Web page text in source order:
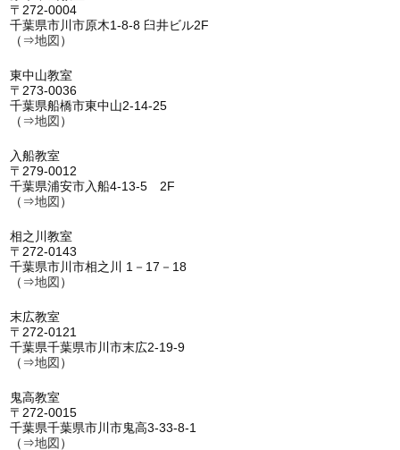
〒272-0004
千葉県市川市原木1-8-8 臼井ビル2F
（⇒地図 ）
東中山教室
〒273-0036
千葉県船橋市東中山2-14-25
（⇒地図 ）
入船教室
〒279-0012
千葉県浦安市入船4-13-5 2F
（⇒地図 ）
相之川教室
〒272-0143
千葉県市川市相之川 1－17－18
（⇒地図 ）
末広教室
〒272-0121
千葉県千葉県市川市末広2-19-9
（⇒地図 ）
鬼高教室
〒272-0015
千葉県千葉県市川市鬼高3-33-8-1
（⇒地図 ）